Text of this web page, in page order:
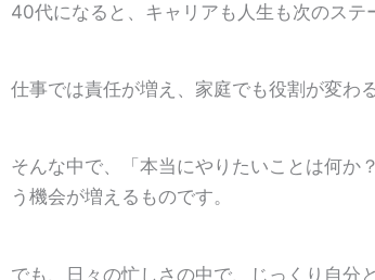
40代になると、キャリアも人生も次のステ
仕事では責任が増え、家庭でも役割が変わ
そんな中で、「本当にやりたいことは何か
う機会が増えるものです。
でも、日々の忙しさの中で、じっくり自分